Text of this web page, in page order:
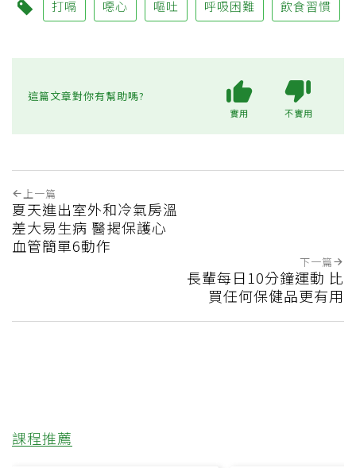
打嗝 噁心 嘔吐 呼吸困難 飲食習慣
這篇文章對你有幫助嗎?
實用 不實用
上一篇
夏天進出室外和冷氣房溫
差大易生病 醫揭保護心
血管簡單6動作
下一篇
長輩每日10分鐘運動 比
買任何保健品更有用
課程推薦